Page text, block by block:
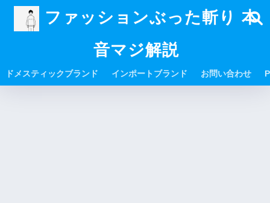
ファッションぶった斬り 本
音マジ解説
ドメスティックブランド インポートブランド お問い合わせ